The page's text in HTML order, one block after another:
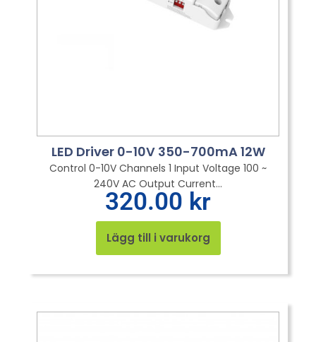
LED Driver 0-10V 350-700mA 12W
Control 0-10V Channels 1 Input Voltage 100 ~
240V AC Output Current...
320.00 kr
Lägg till i varukorg